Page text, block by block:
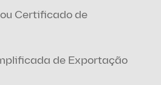
Certificado de
de Exportação